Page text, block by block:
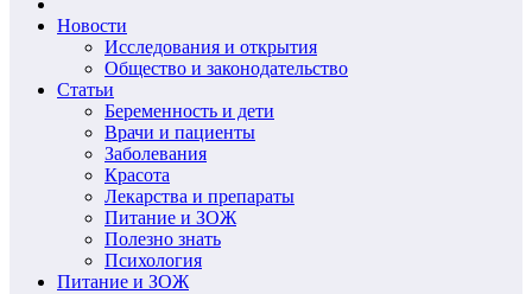
Новости
Исследования и открытия
Общество и законодательство
Статьи
Беременность и дети
Врачи и пациенты
Заболевания
Красота
Лекарства и препараты
Питание и ЗОЖ
Полезно знать
Психология
Питание и ЗОЖ